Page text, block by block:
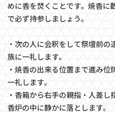
めに香を焚くことです。焼香に
で必ず持参しましょう。
・次の人に会釈をして祭壇前
族に一礼します。
・焼香の出来る位置まで進み
一礼します。
・香箱から右手の親指・人差
香炉の中に静かに落とします。